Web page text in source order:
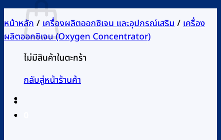
ไม่มีสินค้าในตะกร้า
กลับสู่หน้าร้านค้า
หน้าหลัก/เครื่องผลิตออกซิเจน และอุปกรณ์เสริม/เครื่อง
ผลิตออกซิเจน (Oxygen Concentrator)